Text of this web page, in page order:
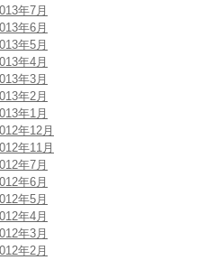
年7月
年6月
年5月
年4月
年3月
年2月
年1月
年12月
年11月
年7月
年6月
年5月
年4月
年3月
年2月